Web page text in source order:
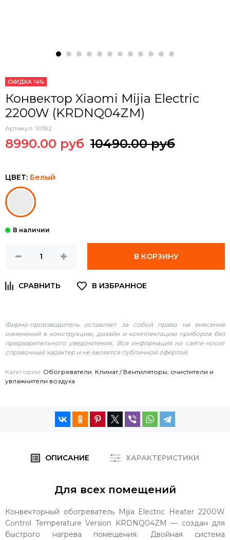
СКИДКА 14%
Конвектор Xiaomi Mijia Electric
2200W (KRDNQ04ZM)
Артикул: 10182
8990.00 руб 10490.00 руб
ЦВЕТ: Белый
В КОРЗИНУ
Фирма-производитель оставляет за собой право на внесение
изменений в конструкцию, дизайн и комплектацию приборов без
предварительного уведомления. Вся информация на сайте носит
справочный характер и не является публичной офертой.
Категории: Обогреватели, Климат / Вентиляторы, очистители и
увлажнители воздуха
ОПИСАНИЕ ХАРАКТЕРИСТИКИ
Для всех помещений
Конвекторный обогреватель Mijia Electric Heater 2200W
Control Temperature Version KRDNQ04ZM — создан для
быстрого нагрева помещения. Двойная система